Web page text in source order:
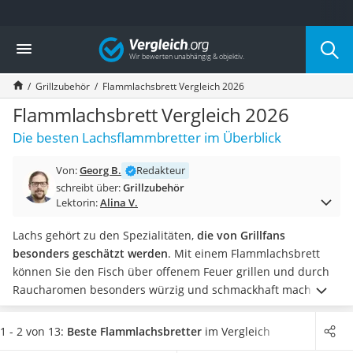
Die beliebtesten Vergleiche nach Kategorie
Baumarkt
Tresor feuerfest
Makita-Akku-Rasenmäher
Kappsäge
Smartes Türschloss
Akku-Rasentrimmer
Feuchtigkeitsmessgerät
Split-Klimaanlage 2 Innengeräte
Pelletofen
Tiefbrunnenpumpe
Fliesenschneider
Hochdruckreiniger
Doppelschleifer
Überwachungskamera
Benzinrasenmäher mit Elektrostart
Vergleich
Grillzubehör Flammlachsbrett Vergleich 2026
Flammlachsbrett Vergleich 2026
Die besten Lachsflammbretter im Überblick
Von:Georg B.
Redakteur
schreibt über:Grillzubehör
Lektorin:Alina V.
Lachs gehört zu den Spezialitäten, die von Grillfans
besonders geschätzt werden. Mit einem Flammlachsbrett
können Sie den Fisch über offenem Feuer grillen und durch
Raucharomen besonders würzig und schmackhaft machen.
Die Bretterbestehen am Grill jeden Sommer Ihren
Geschmacks-Test.Vonbesonders großen Brettern für ein
1 - 2 von 13: Beste Flammlachsbretter im Vergleich